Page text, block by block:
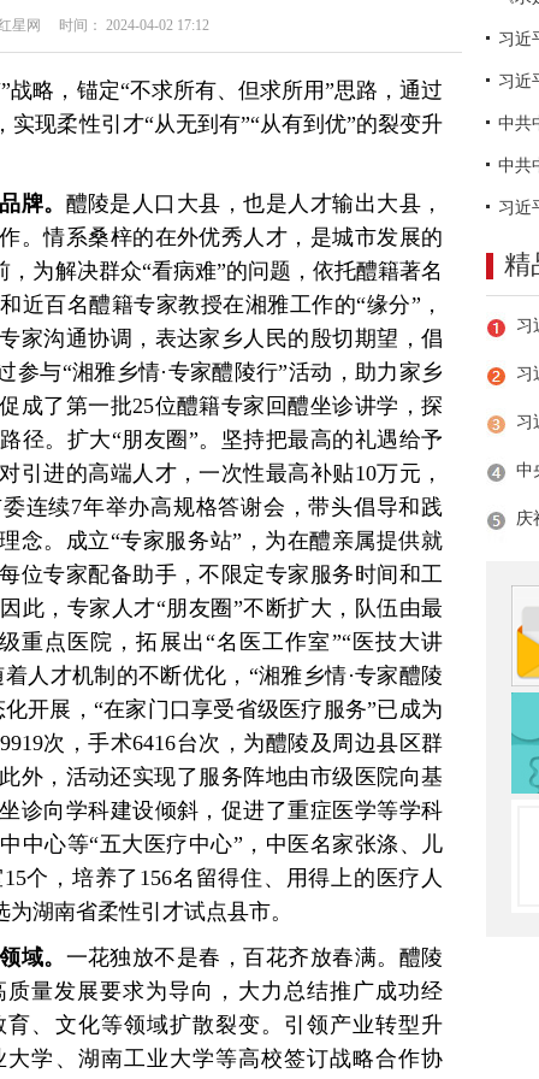
星网 时间： 2024-04-02 17:12
战略，锚定“不求所有、但求所用”思路，通过
现柔性引才“从无到有”“从有到优”的裂变升
牌。 醴陵是人口大县，也是人才输出大县，
。情系桑梓的在外优秀人才，是城市发展的
为解决群众“看病难”的问题，依托醴籍著名
近百名醴籍专家教授在湘雅工作的“缘分”，
家沟通协调，表达家乡人民的殷切期望，倡
参与“湘雅乡情·专家醴陵行”活动，助力家乡
成了第一批25位醴籍专家回醴坐诊讲学，探
径。扩大“朋友圈”。坚持把最高的礼遇给予
引进的高端人才，一次性最高补贴10万元，
连续7年举办高规格答谢会，带头倡导和践
念。成立“专家服务站”，为在醴亲属提供就
位专家配备助手，不限定专家服务时间和工
此，专家人才“朋友圈”不断扩大，队伍由最
重点医院，拓展出“名医工作室”“医技大讲
人才机制的不断优化，“湘雅乡情·专家醴陵
开展，“在家门口享受省级医疗服务”已成为
次，手术6416台次，为醴陵及周边县区群
外，活动还实现了服务阵地由市级医院向基
诊向学科建设倾斜，促进了重症医学等学科
中心等“五大医疗中心”，中医名家张涤、儿
个，培养了156名留得住、用得上的医疗人
湖南省柔性引才试点县市。
域。 一花独放不是春，百花齐放春满。醴陵
量发展要求为导向，大力总结推广成功经
、文化等领域扩散裂变。引领产业转型升
学、湖南工业大学等高校签订战略合作协
习近
精
习